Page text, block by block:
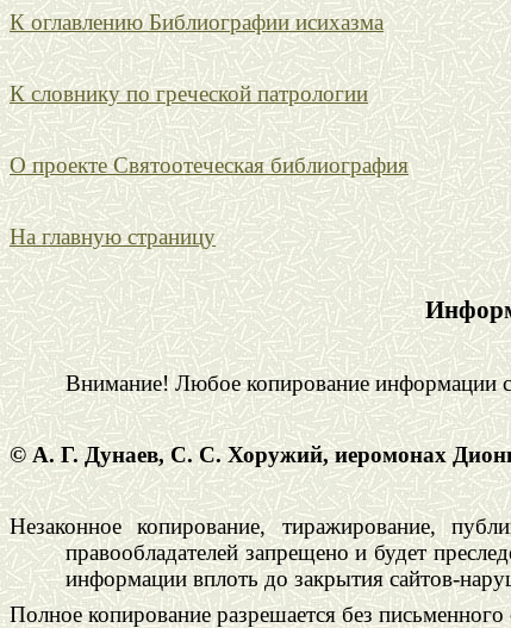
К оглавлению Библиографии исихазма
К словнику по греческой патрологии
О проекте Святоотеческая библиография
На главную страницу
Внимание! Любое копирование информации с
© А. Г. Дунаев, С. С. Хоружий, иеромонах
Незаконное копирование, тиражирование,
правообладателей запрещено и будет
информации вплоть до закрытия сайтов-
Полное копирование разрешается без письменного